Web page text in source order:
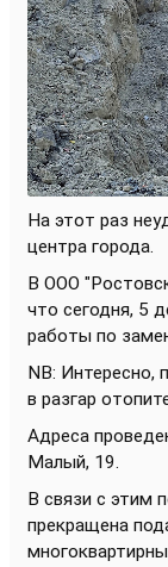
На этот раз
центра города.
В ООО
что сегодня, 5
работы по
NB: Интересно,
в разгар
Адреса
Малый, 19.
В связи с этим
прекращена